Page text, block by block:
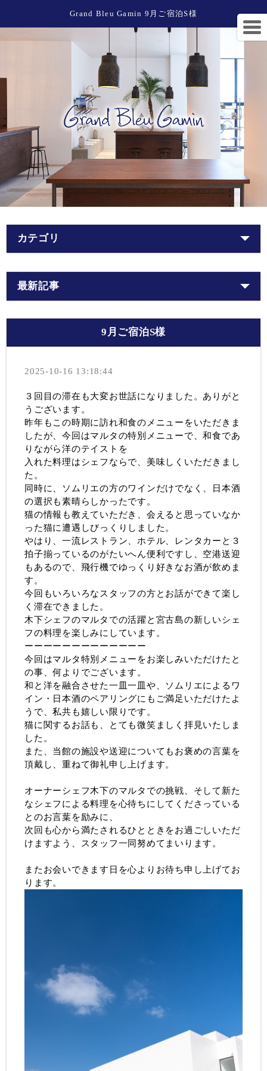
Grand Bleu Gamin 9月ご宿泊S様
カテゴリ
最新記事
9月ご宿泊S様
2025-10-16 13:18:44
３回目の滞在も大変お世話になりました。ありがと
うございます。
昨年もこの時期に訪れ和食のメニューをいただきま
したが、今回はマルタの特別メニューで、和食であ
りながら洋のテイストを
入れた料理はシェフならで、美味しくいただきまし
た。
同時に、ソムリエの方のワインだけでなく、日本酒
の選択も素晴らしかったです。
猫の情報も教えていただき、会えると思っていなか
った猫に遭遇しびっくりしました。
やはり、一流レストラン、ホテル、レンタカーと３
拍子揃っているのがたいへん便利ですし、空港送迎
もあるので、飛行機でゆっくり好きなお酒が飲めま
す。
今回もいろいろなスタッフの方とお話ができて楽し
く滞在できました。
木下シェフのマルタでの活躍と宮古島の新しいシェ
フの料理を楽しみにしています。
ーーーーーーーーーーーーー
今回はマルタ特別メニューをお楽しみいただけたと
の事、何よりでございます。
和と洋を融合させた一皿一皿や、ソムリエによるワ
イン・日本酒のペアリングにもご満足いただけたよ
うで、私共も嬉しい限りです。
猫に関するお話も、とても微笑ましく拝見いたしま
した。
また、当館の施設や送迎についてもお褒めの言葉を
頂戴し、重ねて御礼申し上げます。
オーナーシェフ木下のマルタでの挑戦、そして新た
なシェフによる料理を心待ちにしてくださっている
とのお言葉を励みに、
次回も心から満たされるひとときをお過ごしいただ
けますよう、スタッフ一同努めてまいります。
またお会いできます日を心よりお待ち申し上げてお
ります。